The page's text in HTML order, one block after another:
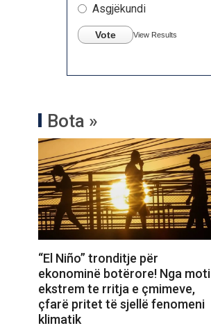
Asgjëkundi
Vote View Results
Bota »
“El Niño” tronditje për
ekonominë botërore! Nga moti
ekstrem te rritja e çmimeve,
çfarë pritet të sjellë fenomeni
klimatik